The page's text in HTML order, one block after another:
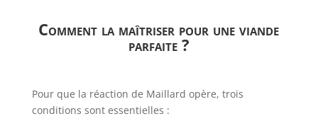
Comment la maîtriser pour une viande
parfaite ?
Pour que la réaction de Maillard opère, trois
conditions sont essentielles :